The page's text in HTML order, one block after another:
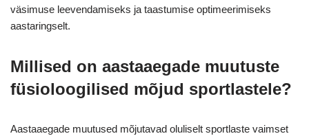
väsimuse leevendamiseks ja taastumise optimeerimiseks
aastaringselt.
Millised on aastaaegade muutuste
füsioloogilised mõjud sportlastele?
Aastaaegade muutused mõjutavad oluliselt sportlaste vaimset